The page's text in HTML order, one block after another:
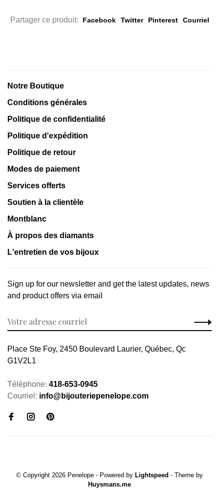
Partager ce produit: Facebook Twitter Pinterest Courriel
Notre Boutique
Conditions générales
Politique de confidentialité
Politique d'expédition
Politique de retour
Modes de paiement
Services offerts
Soutien à la clientèle
Montblanc
À propos des diamants
L'entretien de vos bijoux
Sign up for our newsletter and get the latest updates, news
and product offers via email
Place Ste Foy, 2450 Boulevard Laurier, Québec, Qc
G1V2L1
Téléphone: 418-653-0945
Courriel: info@bijouteriepenelope.com
© Copyright 2026 Penelope - Powered by Lightspeed - Theme by
Huysmans.me